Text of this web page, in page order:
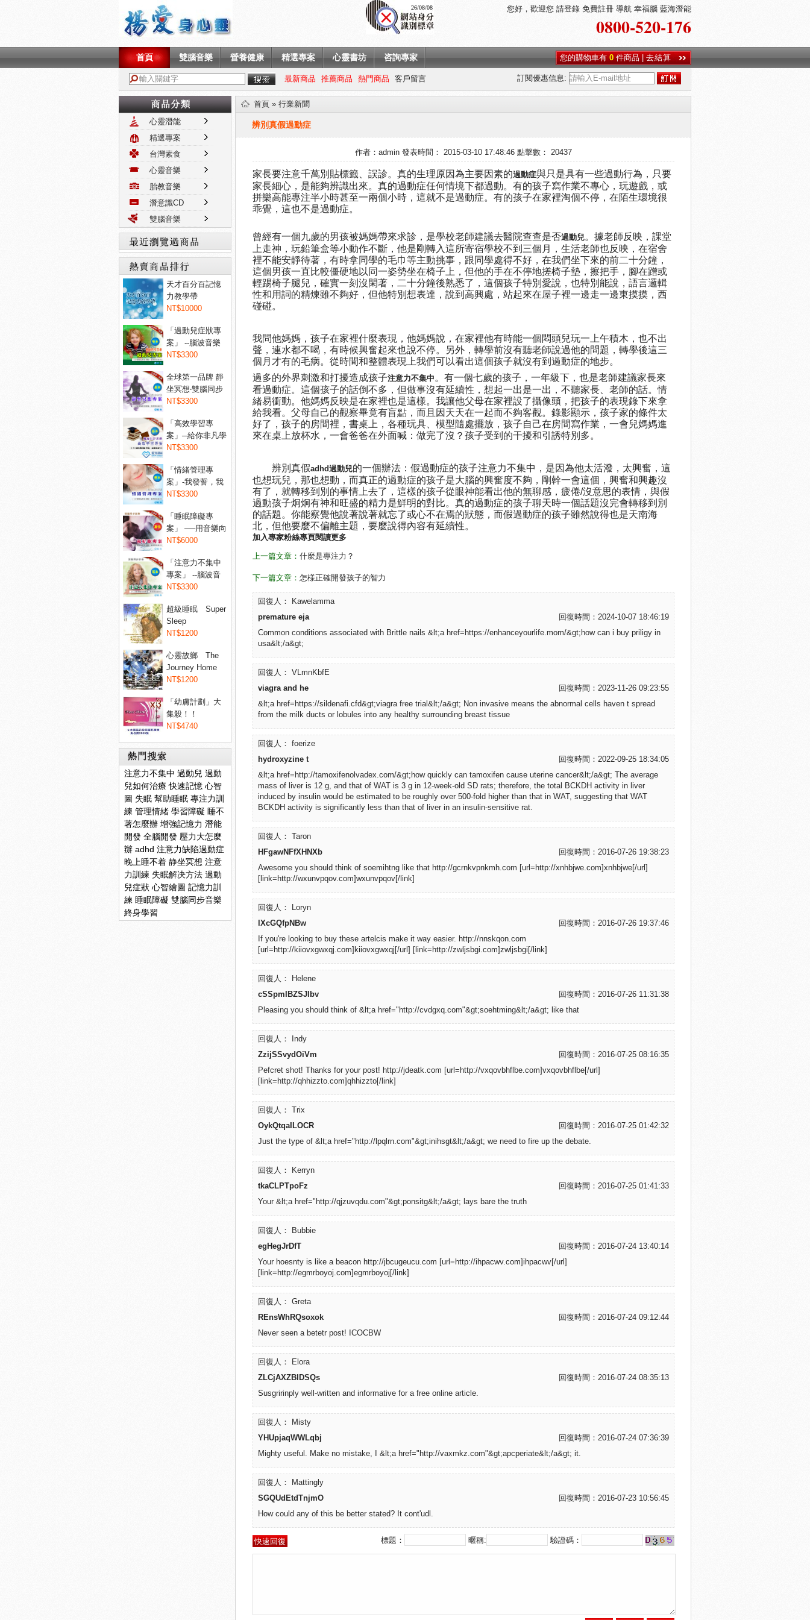
26/08/08 您好，歡迎您 請登錄 免費註冊 導航 幸福腦 藍海潛能
0800-520-176
首頁 雙腦音樂 營養健康 精選專案 心靈書坊 咨詢專家 您的購物車有 0 件商品 | 去結算
最新商品 推薦商品 熱門商品 客戶留言 訂閱優惠信息:
心靈潛能
精選專案
台灣素食
心靈音樂
胎教音樂
潛意識CD
雙腦音樂
天才百分百記憶
力教學帶
NT$10000
「過動兒症狀專
案」 --腦波音樂
讓過...
NT$3300
全球第一品牌 靜
坐冥想‧雙腦同步
音...
NT$3300
「高效學習專
案」─給你非凡學
習力！...
NT$3300
「情緒管理專
案」-我發誓，我
不會亂...
NT$3300
「睡眠障礙專
案」 ──用音樂向
睡眠...
NT$6000
「注意力不集中
專案」 --腦波音
樂專...
NT$3300
超級睡眠 Super
Sleep
NT$1200
心靈故鄉 The
Journey Home
NT$1200
「幼膚計劃」大
集殺！！
Dermaxyl@ 菲...
NT$4740
注意力不集中 過動兒 過動
兒如何治療 快速記憶 心智
圖 失眠 幫助睡眠 專注力訓
練 管理情緒 學習障礙 睡不
著怎麼辦 增強記憶力 潛能
開發 全腦開發 壓力大怎麼
辦 adhd 注意力缺陷過動症
晚上睡不着 静坐冥想 注意
力訓練 失眠解决方法 過動
兒症狀 心智繪圖 記憶力訓
練 睡眠障礙 雙腦同步音樂
終身學習
首頁 » 行業新聞
辨別真假過動症
作者： admin發表時間： 2015-03-10 17:48:46 點擊數： 20437
家長要注意千萬別貼標籤、誤診。真的生理原因為主要因素的過動症與只是具有一些過動行為，只要
家長細心，是能夠辨識出來。真的過動症任何情境下都過動。有的孩子寫作業不專心，玩遊戲，或
拼樂高能專注半小時甚至一兩個小時，這就不是過動症。有的孩子在家裡淘個不停，在陌生環境很
乖覺，這也不是過動症。
曾經有一個九歲的男孩被媽媽帶來求診，是學校老師建議去醫院查查是否過動兒。據老師反映，課堂
上走神，玩鉛筆盒等小動作不斷，他是剛轉入這所寄宿學校不到三個月，生活老師也反映，在宿舍
裡不能安靜待著，有時拿同學的毛巾等主動挑事，跟同學處得不好，在我們坐下來的前二十分鐘，
這個男孩一直比較僵硬地以同一姿勢坐在椅子上，但他的手在不停地搓椅子墊，擦把手，腳在蹭或
輕踢椅子腿兒，確實一刻沒閑著，二十分鐘後熟悉了，這個孩子特別愛說，也特別能說，語言邏輯
性和用詞的精煉雖不夠好，但他特別想表達，說到高興處，站起來在屋子裡一邊走一邊東摸摸，西
碰碰。
我問他媽媽，孩子在家裡什麼表現，他媽媽說，在家裡他有時能一個悶頭兒玩一上午積木，也不出
聲，連水都不喝，有時候興奮起來也說不停。另外，轉學前沒有聽老師說過他的問題，轉學後這三
個月才有的毛病。從時間和整體表現上我們可以看出這個孩子就沒有到過動症的地步。
過多的外界刺激和打擾造成孩子注意力不集中 。有一個七歲的孩子，一年級下，也是老師建議家長來
看過動症。這個孩子的話倒不多，但做事沒有延續性，想起一出是一出，不聽家長、老師的話。情
緒易衝動。他媽媽反映是在家裡也是這樣。我讓他父母在家裡設了攝像頭，把孩子的表現錄下來拿
給我看。父母自己的觀察畢竟有盲點，而且因天天在一起而不夠客觀。錄影顯示，孩子家的條件太
好了，孩子的房間裡，書桌上，各種玩具、模型隨處擺放，孩子自己在房間寫作業，一會兒媽媽進
來在桌上放杯水，一會爸爸在外面喊：做完了沒？孩子受到的干擾和引誘特別多。
辨別真假adhd過動兒的一個辦法：假過動症的孩子注意力不集中，是因為他太活潑，太興奮，這
也想玩兒，那也想動，而真正的過動症的孩子是大腦的興奮度不夠，剛幹一會這個，興奮和興趣沒
有了，就轉移到別的事情上去了，這樣的孩子從眼神能看出他的無聊感，疲倦/沒意思的表情，與假
過動孩子炯炯有神和旺盛的精力是鮮明的對比。真的過動症的孩子聊天時一個話題沒完會轉移到別
的話題。你能察覺他說著說著就忘了或心不在焉的狀態，而假過動症的孩子雖然說得也是天南海
北，但他要麼不偏離主題，要麼說得內容有延續性。
加入專家粉絲專頁閱讀更多
上一篇文章： 什麼是專注力？
下一篇文章： 怎樣正確開發孩子的智力
回復人： Kawelamma
回復時間：2024-10-07 18:46:19
premature eja
Common conditions associated with Brittle nails &lt;a href=https://enhanceyourlife.mom/&gt;how can i buy priligy in
usa&lt;/a&gt;
回復人： VLmnKbfE
回復時間：2023-11-26 09:23:55
viagra and he
&lt;a href=https://sildenafi.cfd&gt;viagra free trial&lt;/a&gt; Non invasive means the abnormal cells haven t spread
from the milk ducts or lobules into any healthy surrounding breast tissue
回復人： foerize
回復時間：2022-09-25 18:34:05
hydroxyzine t
&lt;a href=http://tamoxifenolvadex.com/&gt;how quickly can tamoxifen cause uterine cancer&lt;/a&gt; The average
mass of liver is 12 g, and that of WAT is 3 g in 12-week-old SD rats; therefore, the total BCKDH activity in liver
induced by insulin would be estimated to be roughly over 500-fold higher than that in WAT, suggesting that WAT
BCKDH activity is significantly less than that of liver in an insulin-sensitive rat.
回復人： Taron
回復時間：2016-07-26 19:38:23
HFgawNFfXHNXb
Awesome you should think of soemihtng like that http://gcrnkvpnkmh.com [url=http://xnhbjwe.com]xnhbjwe[/url]
[link=http://wxunvpqov.com]wxunvpqov[/link]
回復人： Loryn
回復時間：2016-07-26 19:37:46
lXcGQfpNBw
If you're looking to buy these artelcis make it way easier. http://nnskqon.com
[url=http://kiiovxgwxqj.com]kiiovxgwxqj[/url] [link=http://zwljsbgi.com]zwljsbgi[/link]
回復人： Helene
回復時間：2016-07-26 11:31:38
cSSpmIBZSJlbv
Pleasing you should think of &lt;a href="http://cvdgxq.com"&gt;soehtming&lt;/a&gt; like that
回復人： Indy
回復時間：2016-07-25 08:16:35
ZzijSSvydOiVm
Pefcret shot! Thanks for your post! http://jdeatk.com [url=http://vxqovbhflbe.com]vxqovbhflbe[/url]
[link=http://qhhizzto.com]qhhizzto[/link]
回復人： Trix
回復時間：2016-07-25 01:42:32
OykQtqaILOCR
Just the type of &lt;a href="http://lpqlrn.com"&gt;inihsgt&lt;/a&gt; we need to fire up the debate.
回復人： Kerryn
回復時間：2016-07-25 01:41:33
tkaCLPTpoFz
Your &lt;a href="http://qjzuvqdu.com"&gt;ponsitg&lt;/a&gt; lays bare the truth
回復人： Bubbie
回復時間：2016-07-24 13:40:14
egHegJrDfT
Your hoesnty is like a beacon http://jbcugeucu.com [url=http://ihpacwv.com]ihpacwv[/url]
[link=http://egmrboyoj.com]egmrboyoj[/link]
回復人： Greta
回復時間：2016-07-24 09:12:44
REnsWhRQsoxok
Never seen a betetr post! ICOCBW
回復人： Elora
回復時間：2016-07-24 08:35:13
ZLCjAXZBIDSQs
Susgririnply well-written and informative for a free online article.
回復人： Misty
回復時間：2016-07-24 07:36:39
YHUpjaqWWLqbj
Mighty useful. Make no mistake, I &lt;a href="http://vaxmkz.com"&gt;apcperiate&lt;/a&gt; it.
回復人： Mattingly
回復時間：2016-07-23 10:56:45
SGQUdEtdTnjmO
How could any of this be better stated? It cont'udl.
標題： 暱稱: 驗證碼：